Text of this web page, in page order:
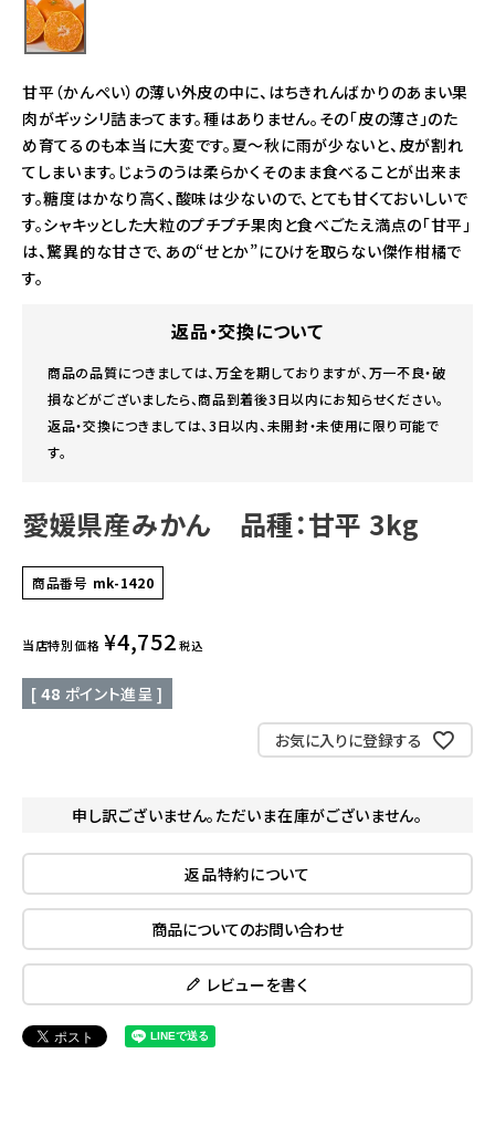
甘平（かんぺい）の薄い外皮の中に、はちきれんばかりのあまい果
肉がギッシリ詰まってます。種はありません。その「皮の薄さ」のた
め育てるのも本当に大変です。夏～秋に雨が少ないと、皮が割れ
てしまいます。じょうのうは柔らかくそのまま食べることが出来ま
す。糖度はかなり高く、酸味は少ないので、とても甘くておいしいで
す。シャキッとした大粒のプチプチ果肉と食べごたえ満点の「甘平」
は、驚異的な甘さで、あの“せとか”にひけを取らない傑作柑橘で
す。
返品・交換について
商品の品質につきましては、万全を期しておりますが、万一不良・破
損などがございましたら、商品到着後3日以内にお知らせください。
返品・交換につきましては、3日以内、未開封・未使用に限り可能で
す。
愛媛県産みかん 品種：甘平 3kg
商品番号 mk-1420
当店特別価格 ¥4,752 税込
[ 48 ポイント進呈 ]
お気に入りに登録する
申し訳ございません。ただいま在庫がございません。
返品特約について
商品についてのお問い合わせ
レビューを書く